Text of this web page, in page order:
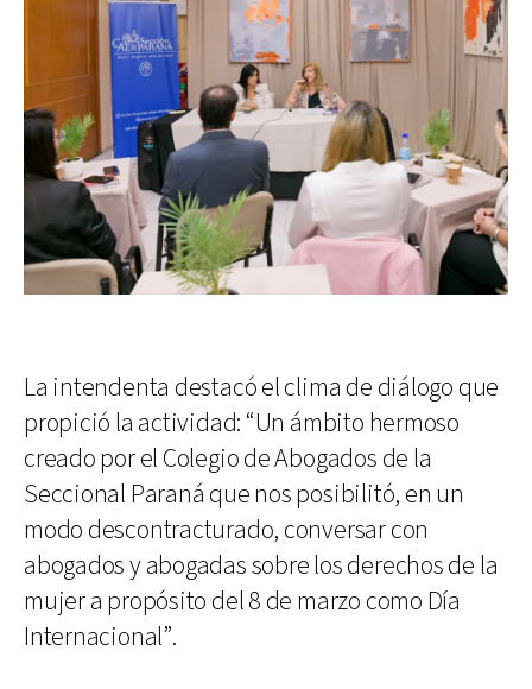
La intendenta destacó el clima de diálogo que
propició la actividad: “Un ámbito hermoso
creado por el Colegio de Abogados de la
Seccional Paraná que nos posibilitó, en un
modo descontracturado, conversar con
abogados y abogadas sobre los derechos de la
mujer a propósito del 8 de marzo como Día
Internacional”.